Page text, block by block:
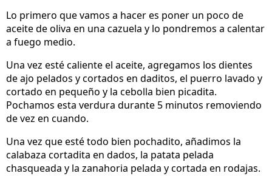
Lo primero que vamos a hacer es poner un poco de
aceite de oliva en una cazuela y lo pondremos a calentar
a fuego medio.
Una vez esté caliente el aceite, agregamos los dientes
de ajo pelados y cortados en daditos, el puerro lavado y
cortado en pequeño y la cebolla bien picadita.
Pochamos esta verdura durante 5 minutos removiendo
de vez en cuando.
Una vez que esté todo bien pochadito, añadimos la
calabaza cortadita en dados, la patata pelada
chasqueada y la zanahoria pelada y cortada en rodajas.